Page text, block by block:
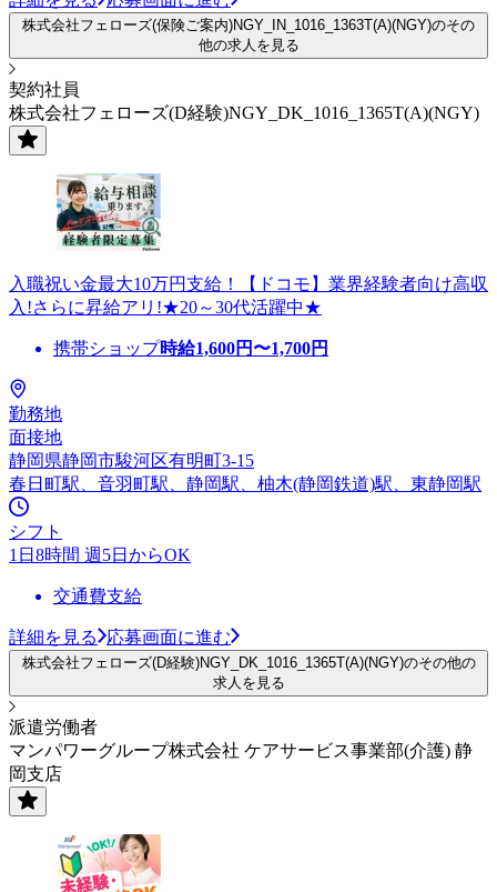
株式会社フェローズ(保険ご案内)NGY_IN_1016_1363T(A)(NGY)のその
他の求人を見る
契約社員
株式会社フェローズ(D経験)NGY_DK_1016_1365T(A)(NGY)
入職祝い金最大10万円支給！【ドコモ】業界経験者向け高収
入!さらに昇給アリ!★20～30代活躍中★
携帯ショップ時給1,600円〜1,700円
勤務地
面接地
静岡県静岡市駿河区有明町3-15
春日町駅、音羽町駅、静岡駅、柚木(静岡鉄道)駅、東静岡駅
シフト
1日8時間 週5日からOK
交通費支給
詳細を見る 応募画面に進む
株式会社フェローズ(D経験)NGY_DK_1016_1365T(A)(NGY)のその他の
求人を見る
派遣労働者
マンパワーグループ株式会社 ケアサービス事業部(介護) 静
岡支店